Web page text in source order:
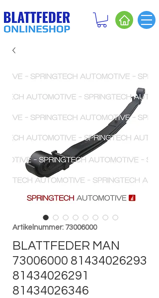
Artikelnummer: 73006000
BLATTFEDER MAN
73006000 81434026293
81434026291
81434026346